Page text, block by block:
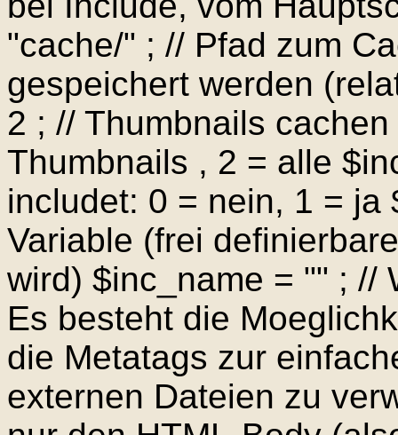
"cache/" ; // Pfad zum
gespeichert werden
2 ; // Thumbnails
Thumbnails , 2 = alle
includet: 0 = nein, 1 =
Variable (frei
wird) $inc_name = "" ; //
Es besteht die
die Metatags zur
externen Dateien zu